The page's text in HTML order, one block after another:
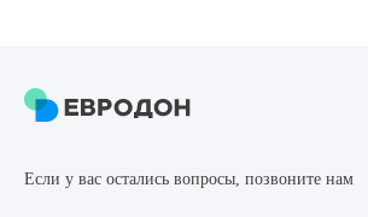
Если у вас остались вопросы, позвоните нам
Я даю согласие наобработку персональных данных